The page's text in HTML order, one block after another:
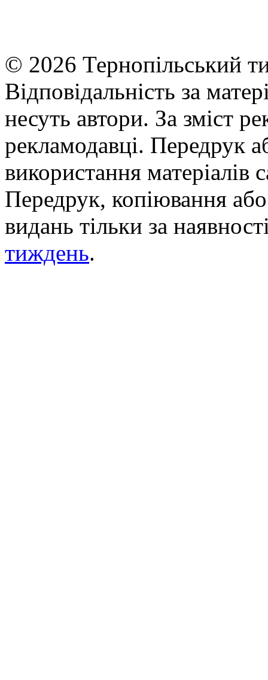
© 2026 Тернопільський
Відповідальність за
несуть автори. За зміст
рекламодавці. Передрук
використання матеріалів
Передрук, копіювання
видань тільки за
тиждень.